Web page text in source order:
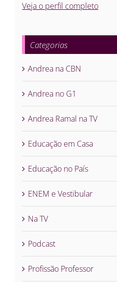
Veja o perfil completo
Categorias
Andrea na CBN
Andrea no G1
Andrea Ramal na TV
Educação em Casa
Educação no País
ENEM e Vestibular
Na TV
Podcast
Profissão Professor